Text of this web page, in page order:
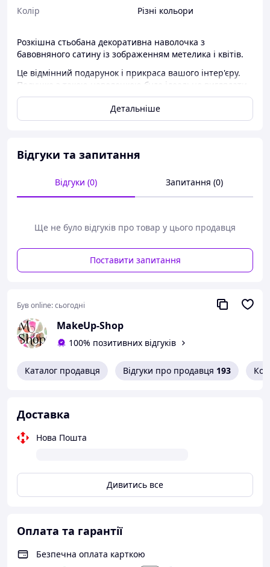
Колір
Різні кольори
Розкішна стьобана декоративна наволочка з
бавовняного сатину із зображенням метелика і квітів.
Це відмінний подарунок і прикраса вашого інтер'єру.
Подушка з такою наволочкою буде ідеально виглядати
в будь-якій кімнаті і в будь-якому інтер'єрі!
Розмір наволочки 44 х 44 сантиметри.
використовувати готову подушку, щоб вона найкраще
Hand Made
Детальніше
Відгуки та запитання
Відгуки (0) Запитання (0)
Ще не було відгуків про товар у цього продавця
Поставити запитання
Був online:сьогодні
MakeUp-Shop
100% позитивних відгуків
Каталог продавця Відгуки про продавця 193
Доставка
Нова Пошта
Дивитись все
Оплата та гарантії
Безпечна оплата карткою